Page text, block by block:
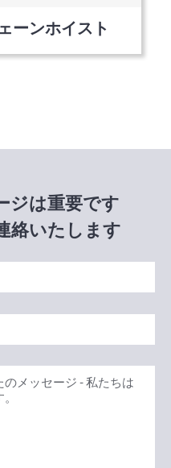
ーンホイスト
ジは重要です
絡いたします